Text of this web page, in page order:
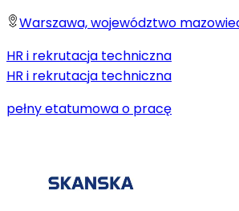
Warszawa, województwo
HR i rekrutacja techniczna
HR i rekrutacja techniczna
pełny etatumowa o pracę